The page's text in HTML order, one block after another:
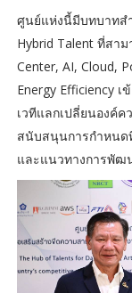
ศูนย์แห่งนี้มีบทบาท
Hybrid Talent ที่สา
Center, AI, Cloud,
Energy Efficiency
เวทีแลกเปลี่ยนองค์
สนับสนุนการกำหนด
และแนวทางการพัฒ